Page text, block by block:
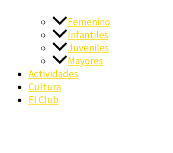
Femenino
Infantiles
Juveniles
Mayores
Actividades
Cultura
El Club